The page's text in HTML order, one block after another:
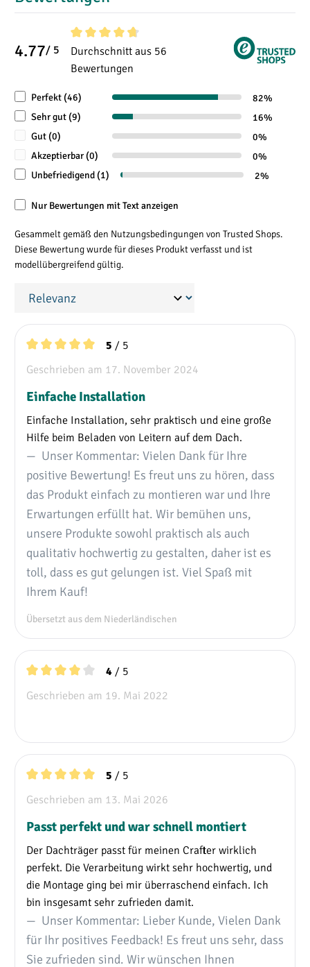
4.77/ 5 Durchschnittliche Bewertung von 4.7 von 5
Durchschnitt aus 56
Bewertungen
Perfekt (46)
82%
Sehr gut (9)
16%
Gut (0)
0%
Akzeptierbar (0)
0%
Unbefriedigend (1)
2%
Nur Bewertungen mit Text anzeigen
Gesammelt gemäß den Nutzungsbedingungen von Trusted Shops.
Diese Bewertung wurde für dieses Produkt verfasst und ist
modellübergreifend gültig.
Geschrieben am 17. November 2024
Durchschnittliche Bewertung von 5 von 5 Sternen
5 / 5
Einfache Installation
Einfache Installation, sehr praktisch und eine große
Hilfe beim Beladen von Leitern auf dem Dach.
Unser Kommentar: Vielen Dank für Ihre
positive Bewertung! Es freut uns zu hören, dass
das Produkt einfach zu montieren war und Ihre
Erwartungen erfüllt hat. Wir bemühen uns,
unsere Produkte sowohl praktisch als auch
qualitativ hochwertig zu gestalten, daher ist es
toll, dass es gut gelungen ist. Viel Spaß mit
Ihrem Kauf!
Übersetzt aus dem Niederländischen
Geschrieben am 19. Mai 2022
Durchschnittliche Bewertung von 4 von 5 Sternen
4/ 5
Geschrieben am 13. Mai 2026
Durchschnittliche Bewertung von 5 von 5 Sternen
5 / 5
Passt perfekt und war schnell montiert
Der Dachträger passt für meinen Crafter wirklich
perfekt. Die Verarbeitung wirkt sehr hochwertig, und
die Montage ging bei mir überraschend einfach. Ich
bin insgesamt sehr zufrieden damit.
Unser Kommentar: Lieber Kunde, Vielen Dank
für Ihr positives Feedback! Es freut uns sehr, dass
Sie zufrieden sind. Wir wünschen Ihnen